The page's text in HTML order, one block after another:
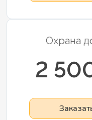
Охрана
2